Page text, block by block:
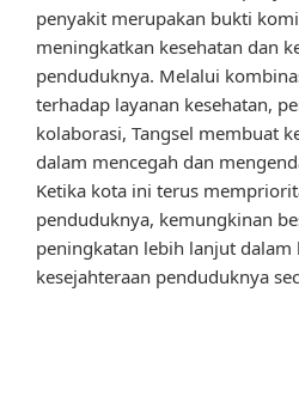
penyakit merupakan bukti
meningkatkan kesehatan dan
penduduknya. Melalui
terhadap layanan kesehatan,
kolaborasi, Tangsel membuat
dalam mencegah dan
Ketika kota ini terus
penduduknya, kemungkinan
peningkatan lebih lanjut dalam
kesejahteraan penduduknya